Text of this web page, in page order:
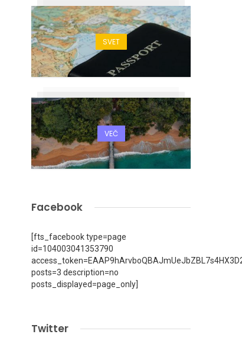
SVET
VEČ
Facebook
[fts_facebook type=page
id=104003041353790
posts=3 description=no
posts_displayed=page_only]
Twitter